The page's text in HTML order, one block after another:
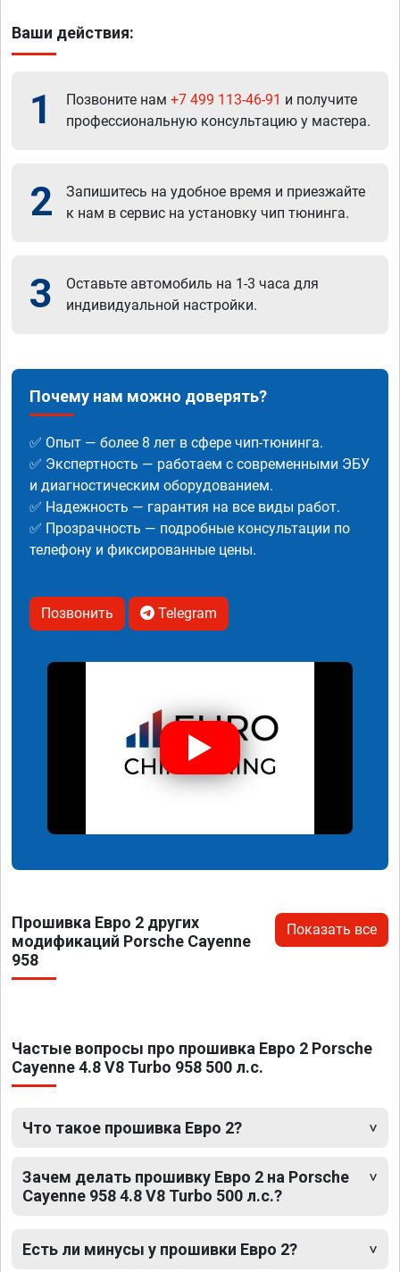
Ваши действия:
1 Позвоните нам +7 499 113-46-91 и получите
профессиональную консультацию у мастера.
2
Запишитесь на удобное время и приезжайте
к нам в сервис на установку чип тюнинга.
3
Оставьте автомобиль на 1-3 часа для
индивидуальной настройки.
Почему нам можно доверять?
✅ Опыт — более 8 лет в сфере чип-тюнинга.
✅ Экспертность — работаем с современными ЭБУ
и диагностическим оборудованием.
✅ Надежность — гарантия на все виды работ.
✅ Прозрачность — подробные консультации по
телефону и фиксированные цены.
Позвонить Telegram
Прошивка Евро 2 других
модификаций Porsche Cayenne
958
Показать все
Частые вопросы про прошивка Евро 2 Porsche
Cayenne 4.8 V8 Turbo 958 500 л.с.
Что такое прошивка Евро 2?
Зачем делать прошивку Евро 2 на Porsche
Cayenne 958 4.8 V8 Turbo 500 л.с.?
Есть ли минусы у прошивки Евро 2?